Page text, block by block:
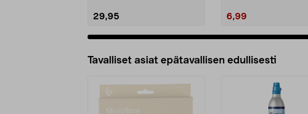
29,95 6,99
Tavalliset asiat epätavallisen edullisesti